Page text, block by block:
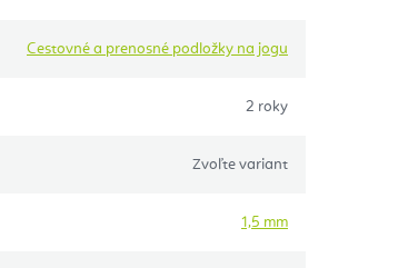
Cestovné a prenosné podložky na jogu
2 roky
Zvoľte variant
1,5 mm